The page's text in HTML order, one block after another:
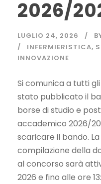
2026/
LUGLIO 24, 2026
INFERMIERISTICA,
INNOVAZIONE
Si comunica a tutti
stato pubblicato il
borse di studio e
accademico 2026/
scaricare il bando.
compilazione della
al concorso sarà
2026 e fino alle ore